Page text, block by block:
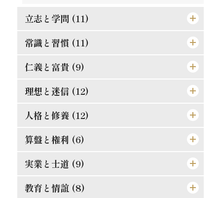
立志と学問 (11)
精神老衰の予防法
現在に働け
大正維新の覚悟
秀吉の長所と短所
自ら箸を取れ
常識と習慣 (11)
常識とは如何なるものか
口は禍福の門なり
悪んで其の美を知れ
習慣の感染性と伝播力
偉き人と完き人
仁義と富貴 (9)
真正の利殖法
効力の有無は其人に在り
孔夫子の貨殖富貴観
防貧の第一要義
罪は金銭にあらず
理想と迷信 (12)
道理ある希望を持て
この熱誠を要す
道徳は進化すべきか
斯の如き矛盾を根絶すべし
人格と修養 (12)
楽翁公の幼時
人格の標準は如何
誤解され易き元気
算盤と権利 (6)
仁に当つては師に譲らず
金門公園の掛札
実業と士道 (9)
武士道は即ち実業道なり
教育と情誼 (8)